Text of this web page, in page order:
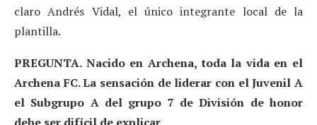
claro Andrés Vidal, el único integrante local de la
plantilla.
PREGUNTA. Nacido en Archena, toda la vida en el
Archena FC. La sensación de liderar con el Juvenil A
el Subgrupo A del grupo 7 de División de honor